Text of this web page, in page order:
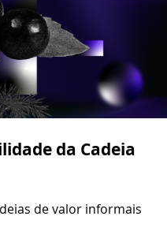
da Cadeia
de valor informais